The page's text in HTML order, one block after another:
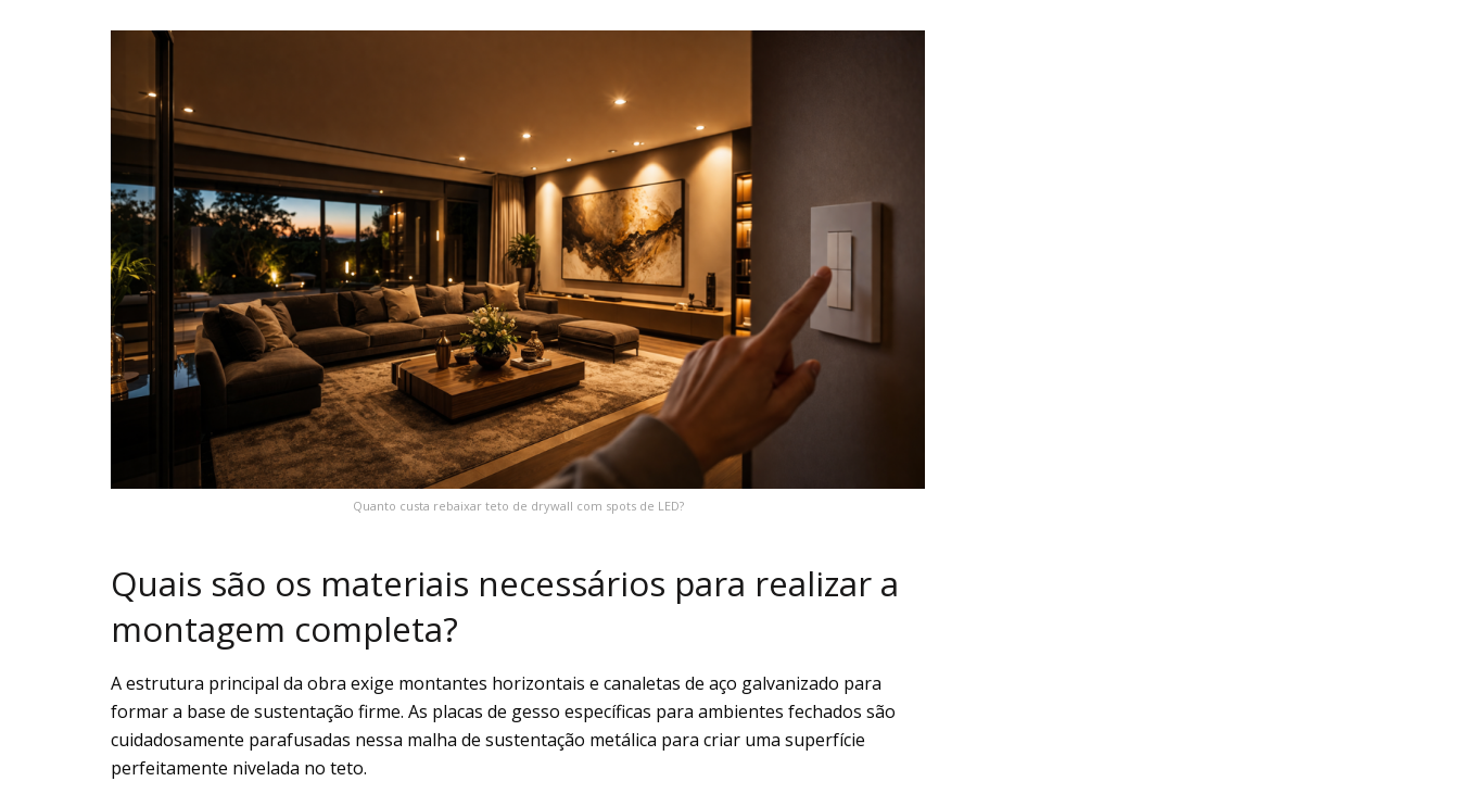
Quanto custa rebaixar teto de drywall com spots de LED?
Quais são os materiais necessários para realizar a
montagem completa?
A estrutura principal da obra exige montantes horizontais e canaletas de aço galvanizado para
formar a base de sustentação firme. As placas de gesso específicas para ambientes fechados são
cuidadosamente parafusadas nessa malha de sustentação metálica para criar uma superfície
perfeitamente nivelada no teto.